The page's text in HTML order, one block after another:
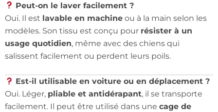
Peut-on le laver facilement ?
Oui. Il est lavable en machine ou à la main selon les
modèles. Son tissu est conçu pour résister à un
usage quotidien, même avec des chiens qui
salissent facilement ou perdent leurs poils.
Est-il utilisable en voiture ou en déplacement ?
Oui. Léger, pliable et antidérapant, il se transporte
facilement. Il peut être utilisé dans une cage de